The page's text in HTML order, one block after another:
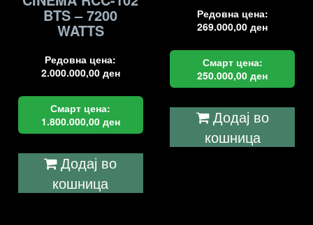
BTS – 7200
WATTS
Редовна цена:
2.000.000,00 ден
Смарт цена:
1.800.000,00 ден
Додај во
кошница
Редовна цена:
269.000,00ден
Смарт цена:
250.000,00ден
Додај во
кошница